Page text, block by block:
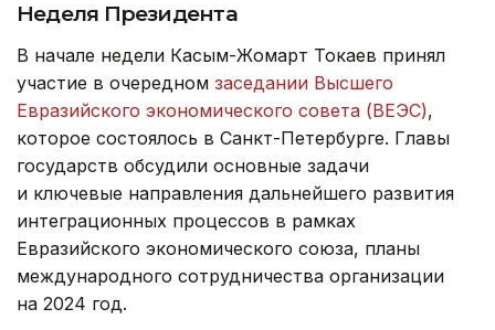
Неделя Президента
В начале недели Касым-Жомарт Токаев принял
участие в очередном заседании Высшего
Евразийского экономического совета (ВЕЭС),
которое состоялось в Санкт-Петербурге. Главы
государств обсудили основные задачи
и ключевые направления дальнейшего развития
интеграционных процессов в рамках
Евразийского экономического союза, планы
международного сотрудничества организации
на 2024 год.